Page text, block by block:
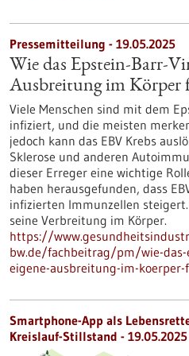
Pressemitteilung - 19.05.2025
Wie das Epstein-Barr-
Ausbreitung im Körper
Viele Menschen sind mit dem
infiziert, und die meisten
jedoch kann das EBV Krebs
Sklerose und anderen
dieser Erreger eine wichtige
haben herausgefunden, dass
infizierten Immunzellen
seine Verbreitung im Körper.
https://
bw.de/fachbeitrag/pm/wie-das-
eigene-ausbreitung-im-koerper-
Smartphone-App als
Kreislauf-Stillstand - 19.05.2025